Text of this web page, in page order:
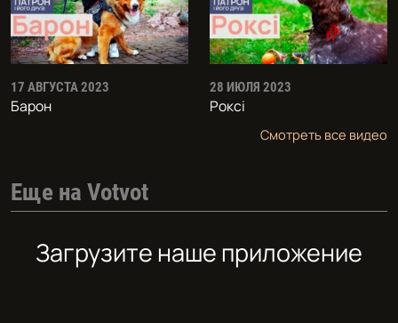
17 АВГУСТА 2023
Барон
28 ИЮЛЯ 2023
Роксi
Смотреть все видео
Еще на Votvot
Загрузите наше приложение